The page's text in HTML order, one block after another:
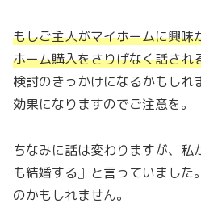
もしご主人がマイホームに興味
ホーム購入をさりげなく話され
検討のきっかけになるかもしれ
効果になりますのでご注意を。
ちなみに話は変わりますが、
も結婚する』と言っていました
のかもしれません。